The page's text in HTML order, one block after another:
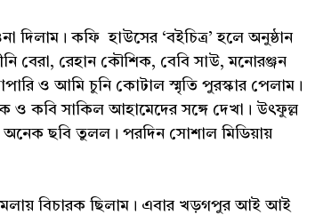
দিলাম। কফি হাউসের ‘বইচিত্র’ হলে অনুষ্ঠান
বেরা, রেহান কৌশিক, বেবি সাউ, মনোরঞ্জন
ও আমি চুনি কোটাল স্মৃতি পুরস্কার পেলাম।
ও কবি সাকিল আহামেদের সঙ্গে দেখা। উৎফুল্ল
অনেক ছবি তুলল। পরদিন সোশাল মিডিয়ায়
বিচারক ছিলাম। এবার খড়গপুর আই আই